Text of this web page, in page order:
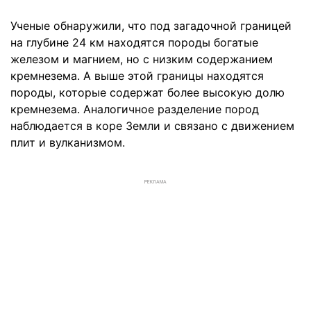
Ученые обнаружили, что под загадочной границей
на глубине 24 км находятся породы богатые
железом и магнием, но с низким содержанием
кремнезема. А выше этой границы находятся
породы, которые содержат более высокую долю
кремнезема. Аналогичное разделение пород
наблюдается в коре Земли и связано с движением
плит и вулканизмом.
РЕКЛАМА